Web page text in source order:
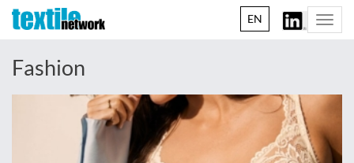
EN
Fashion